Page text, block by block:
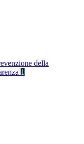
della
1